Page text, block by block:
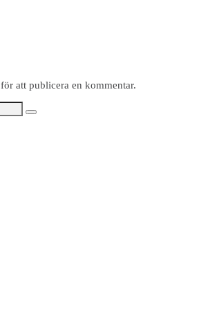
för att publicera en kommentar.